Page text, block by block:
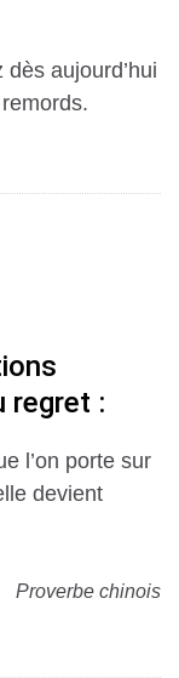
aujourd’hui
regret :
l’on porte sur
devient
Proverbe chinois